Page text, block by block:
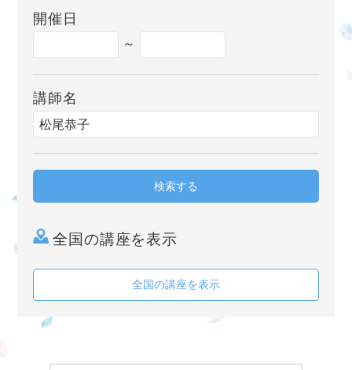
開催日
～
講師名
検索する
全国の講座を表示
全国の講座を表示